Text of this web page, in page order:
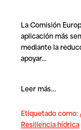
La Comisión
aplicación más
mediante la
apoyar…
Leer más...
Etiquetado como:
Resiliencia hídrica